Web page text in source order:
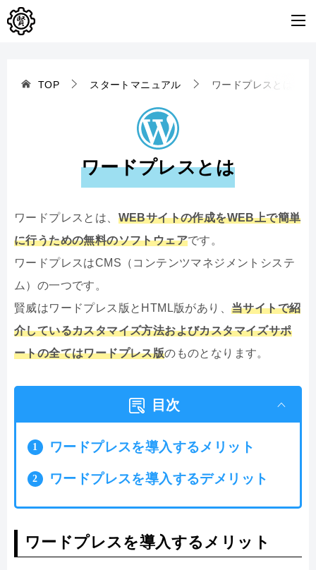
TOP スタートマニュアル ワードプレスとは
ワードプレスとは
ワードプレスとは、 WEBサイトの作成をWEB上で簡単
に行うための無料のソフトウェアです。
ワードプレスはCMS（コンテンツマネジメントシステ
ム）の一つです。
賢威はワードプレス版とHTML版があり、 当サイトで紹
介しているカスタマイズ方法およびカスタマイズサポ
ートの全てはワードプレス版のものとなります。
目次
ワードプレスを導入するメリット
ワードプレスを導入するデメリット
ワードプレスを導入するメリット